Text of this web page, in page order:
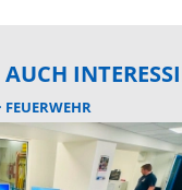
FEUERWEHR